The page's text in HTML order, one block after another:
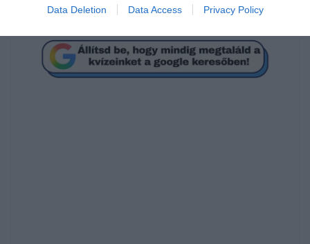
Data Deletion Data Access Privacy Policy
muszáj